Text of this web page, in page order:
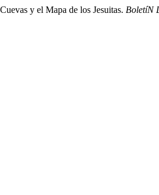
y el Mapa de los Jesuitas. BoletíN